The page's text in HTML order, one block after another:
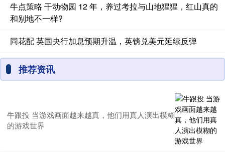
牛点策略 干动物园 12 年，养过考拉与山地猩猩，红山真的
和别地不一样?
同花配 英国央行加息预期升温，英镑兑美元延续反弹
推荐资讯
牛跟投 当游戏画面越来越真，他们用真人演出模糊
的游戏世界